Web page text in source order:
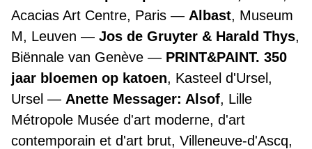
Acacias Art Centre, Paris
Albast, Museum
M, Leuven
Jos de Gruyter & Harald Thys,
Biënnale van Genève
PRINT&PAINT. 350
jaar bloemen op katoen, Kasteel d'Ursel,
Ursel
Anette Messager: Alsof, Lille
Métropole Musée d'art moderne, d'art
contemporain et d'art brut, Villeneuve-d'Ascq,